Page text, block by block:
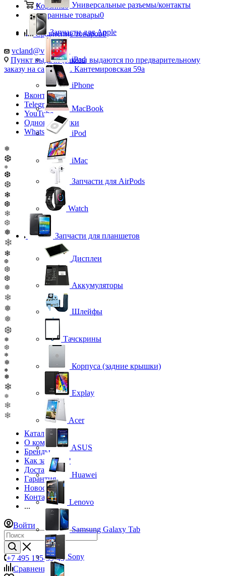
Корзина0
Избранные товары0
Сравнение товаров0
vcland@vcland.ru
Пункт выдачи (заказы выдаются по предварительному
заказу на сайте), ул. Кантемировская 59а
Вконтакте
Telegram
YouTube
Одноклассники
WhatsApp
❅
❆
❅
❆
❆
❄
❆
❄
❆
❅
❄
❄
❆
❆
❆
❅
❄
❅
❅
❆
❅
❆
❄
❅
❅
❅
❄
❅
❄
❄
Каталог
О компании
Бренды
Как заказать?
Доставка
Гарантия
Новости
Контакты
...
Войти
+7 495 135-39-43
Сравнение
0
Универсальные разъемы/контакты
Запчасти для Apple
iPad
iPhone
MacBook
iPod
iMac
Запчасти для AirPods
Watch
Запчасти для планшетов
Дисплеи
Аккумуляторы
Шлейфы
Тачскрины
Корпуса (задние крышки)
Explay
Acer
ASUS
Huawei
Lenovo
Samsung Galaxy Tab
Sony